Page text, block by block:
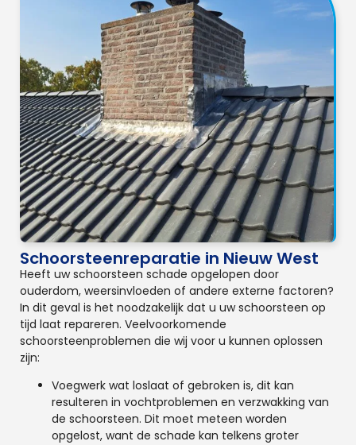
Schoorsteenreparatie in Nieuw West
Heeft uw schoorsteen schade opgelopen door
ouderdom, weersinvloeden of andere externe factoren?
In dit geval is het noodzakelijk dat u uw schoorsteen op
tijd laat repareren. Veelvoorkomende
schoorsteenproblemen die wij voor u kunnen oplossen
zijn:
Voegwerk wat loslaat of gebroken is, dit kan
resulteren in vochtproblemen en verzwakking van
de schoorsteen. Dit moet meteen worden
opgelost, want de schade kan telkens groter